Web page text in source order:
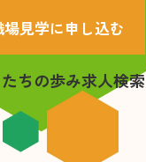
ちの歩み求人検索
見学に申し込む